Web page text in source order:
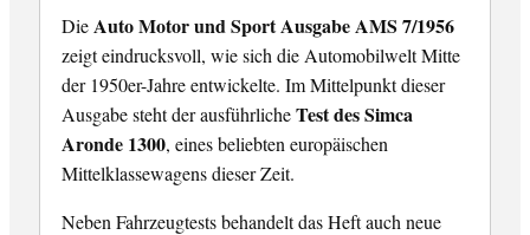
DieAuto Motor und Sport Ausgabe AMS 7/1956
zeigt eindrucksvoll, wie sich die Automobilwelt Mitte
der 1950er-Jahre entwickelte. Im Mittelpunkt dieser
Ausgabe steht der ausführlicheTest des Simca
Aronde 1300, eines beliebten europäischen
Mittelklassewagens dieser Zeit.
Neben Fahrzeugtests behandelt das Heft auch neue